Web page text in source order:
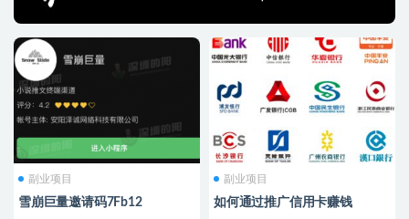
副业项目
雪崩巨量邀请码7Fb12
副业项目
如何通过推广信用卡赚钱